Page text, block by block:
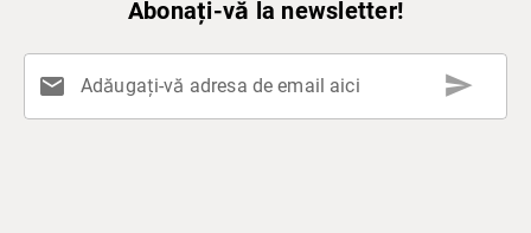
Abonați-vă la newsletter!
mail Adăugați-vă adresa de email aici send